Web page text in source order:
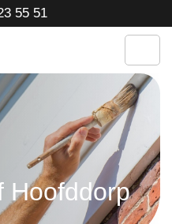
55 51
Hoofddorp